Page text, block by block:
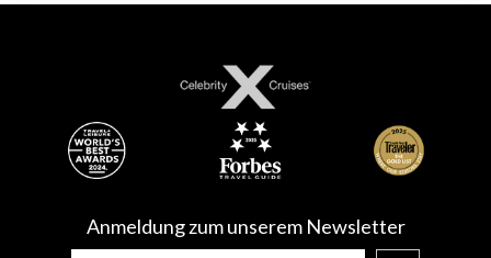
Anmeldung zum unserem Newsletter